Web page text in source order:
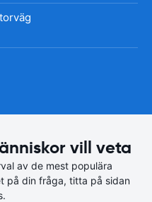
vill veta
av de mest populära
på din fråga, titta på sidan